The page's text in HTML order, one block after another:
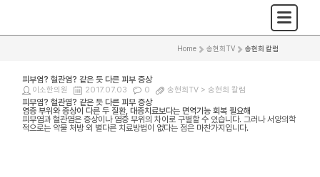
Home > 송현희TV > 송현희 칼럼
피부염? 혈관염? 같은 듯 다른 피부 증상
이소한의원 2017.07.03 0 송현희TV >송현희 칼럼
피부염? 혈관염? 같은 듯 다른 피부 증상
염증 부위와 증상이 다른 두 질환, 대증치료보다는 면역기능 회복 필요해
피부염과 혈관염은 증상이나 염증 부위의 차이로 구별할 수 있습니다. 그러나 서양의학
적으로는 약물 처방 외 별다른 치료방법이 없다는 점은 마찬가지입니다.